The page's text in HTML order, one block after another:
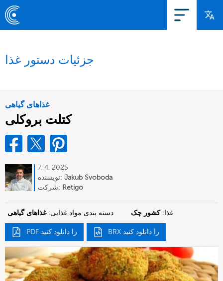
جزئیات دستور غذا
غذاهای گیاهی
کتلت بروکلی
7. 4. 2025
نویسنده: Jakub Svoboda
شرکت: Retigo
دسته بندی مواد غذایی:غذاهای گیاهی غذا:کشور چک
PDF را دانلود کنید BRX را دانلود کنید